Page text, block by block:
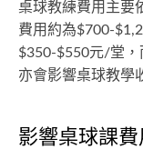
桌球教練費用主要
費用約為$700-
$350-$550元/堂，
亦會影響桌球教學
影響桌球課